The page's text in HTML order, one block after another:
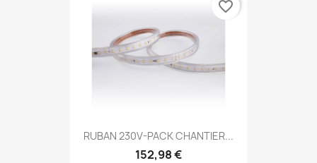
RUBAN 230V-PACK CHANTIER...
152,98 €
favorite_border